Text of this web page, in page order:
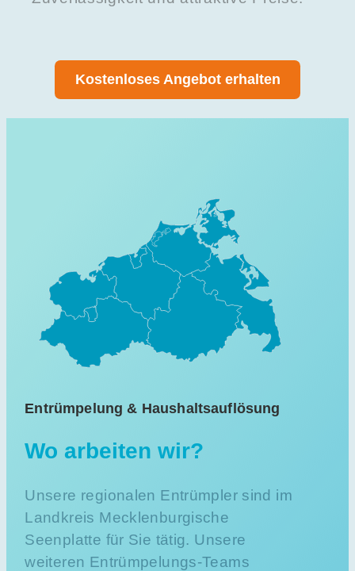
Kostenloses Angebot erhalten
Entrümpelung & Haushaltsauflösung
Wo arbeiten wir?
Unsere regionalen Entrümpler sind im
Landkreis Mecklenburgische
Seenplatte für Sie tätig. Unsere
weiteren Entrümpelungs-Teams